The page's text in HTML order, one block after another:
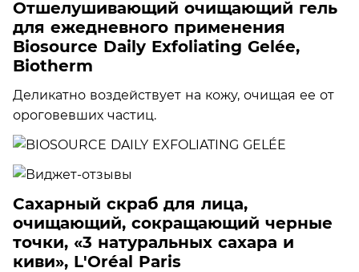
Отшелушивающий очищающий гель
для ежедневного применения
Biosource Daily Exfoliating Gelée,
Biotherm
Деликатно воздействует на кожу, очищая ее от
ороговевших частиц.
Сахарный скраб для лица,
очищающий, сокращающий черные
точки, «3 натуральных сахара и
киви», L'Oréal Paris